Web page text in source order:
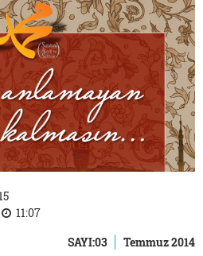
11:07
SAYI:03 Temmuz 2014